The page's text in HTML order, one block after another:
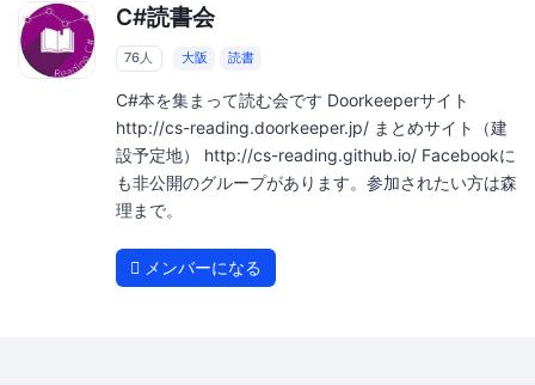
C#読書会
76人 大阪 読書
C#本を集まって読む会です Doorkeeperサイト
http://cs-reading.doorkeeper.jp/ まとめサイト（建
設予定地） http://cs-reading.github.io/ Facebookに
も非公開のグループがあります。参加されたい方は森
理まで。
メンバーになる